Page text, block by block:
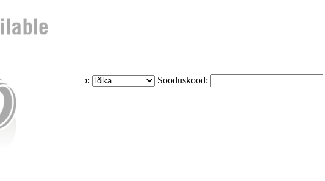
Lõike tüüp: Sooduskood: